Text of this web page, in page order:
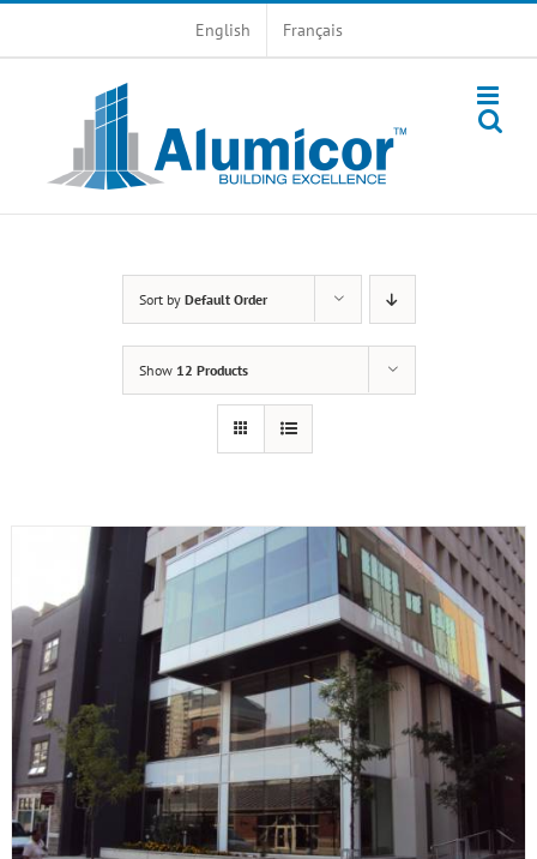
English Français
Sort by Default Order
Show 12 Products